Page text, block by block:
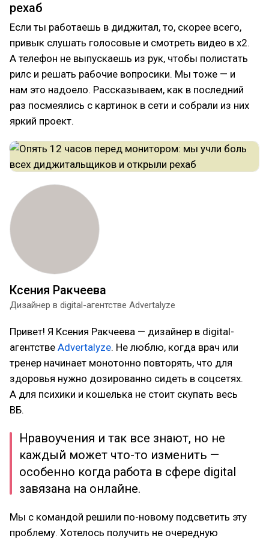
рехаб
Если ты работаешь в диджитал, то, скорее всего,
привык слушать голосовые и смотреть видео в х2.
А телефон не выпускаешь из рук, чтобы полистать
рилс и решать рабочие вопросики. Мы тоже — и
нам это надоело. Рассказываем, как в последний
раз посмеялись с картинок в сети и собрали из них
яркий проект.
Ксения Ракчеева
Дизайнер в digital-агентстве Advertalyze
Привет! Я Ксения Ракчеева — дизайнер в digital-
агентстве Advertalyze. Не люблю, когда врач или
тренер начинает монотонно повторять, что для
здоровья нужно дозированно сидеть в соцсетях.
А для психики и кошелька не стоит скупать весь
ВБ.
Нравоучения и так все знают, но не
каждый может что-то изменить —
особенно когда работа в сфере digital
завязана на онлайне.
Мы с командой решили по-новому подсветить эту
проблему. Хотелось получить не очередную